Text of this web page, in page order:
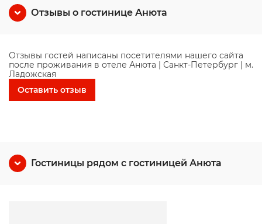
Отзывы о гостинице Анюта
Отзывы гостей написаны посетителями нашего сайта
после проживания в отеле Анюта | Санкт-Петербург | м.
Ладожская
Оставить отзыв
Гостиницы рядом с гостиницей Анюта